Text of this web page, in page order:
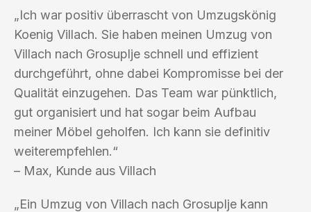
„Ich war positiv überrascht von Umzugskönig
Koenig Villach. Sie haben meinen Umzug von
Villach nach Grosuplje schnell und effizient
durchgeführt, ohne dabei Kompromisse bei der
Qualität einzugehen. Das Team war pünktlich,
gut organisiert und hat sogar beim Aufbau
meiner Möbel geholfen. Ich kann sie definitiv
weiterempfehlen.“
– Max, Kunde aus Villach
„Ein Umzug von Villach nach Grosuplje kann